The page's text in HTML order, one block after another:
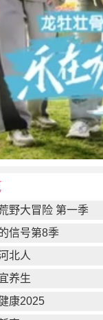
野大冒险 第一季
信号第8季
北人
养生
康2025